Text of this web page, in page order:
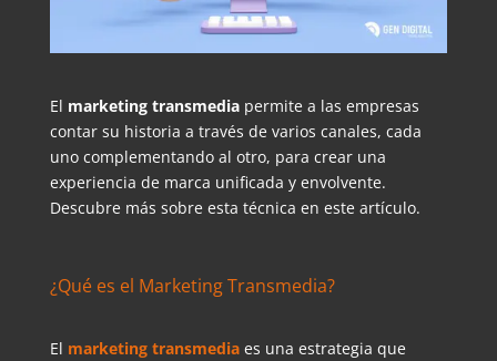
El marketing transmediapermite a las empresas
contar su historia a través de varios canales, cada
uno complementando al otro, para crear una
experiencia de marca unificada y envolvente.
Descubre más sobre esta técnica en este artículo.
¿Qué es el Marketing Transmedia?
El marketing transmediaes una estrategia que